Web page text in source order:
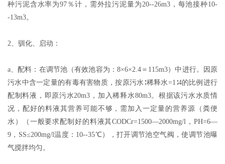
种污泥含水率为97％计，需外拉污泥量为20--26m3，每池接种10-
-13m3。
2、驯化、启动：
a、配料：在调节池（有效池容为：8×6×2.4＝115m3）中进行。因原
污水中含一定量的有毒有害物质，按原污水∶稀释水=1∶4的比例进行
配制料液，即原污水20m3，加入稀释水80m3。根据该污水水质情
况，配好的料液其营养可能不够，需加入一定量的营养源（粪便
水）（一般要求配制好的料液其CODCr=1500—2000mg/l，PH=6—
9，SS≤200mg/l温度：10--35℃），打开调节池空气阀，使调节池曝
气搅拌均匀。